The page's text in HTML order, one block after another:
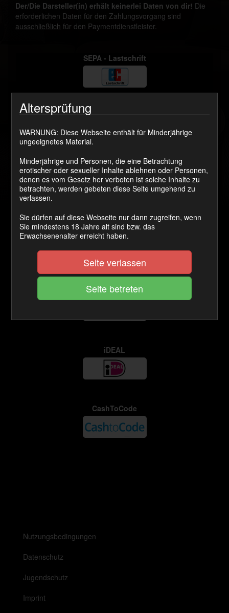
Der/Die Darsteller(in) erhält keinerlei Daten von dir! Die
erforderlichen Daten für den Zahlungsvorgang sind
ausschließlich für den Paymentdienstleister.
SEPA - Lastschrift
SOFORT ÜBERWEISEN
VISA / MASTERCARD
GiroPay
EPS Online
iDEAL
CashToCode
Nutzungsbedingungen
Datenschutz
Jugendschutz
Imprint
Altersprüfung
WARNUNG: Diese Webseite enthält für Minderjährige
ungeeignetes Material.
Minderjährige und Personen, die eine Betrachtung
erotischer oder sexueller Inhalte ablehnen oder Personen,
denen es vom Gesetz her verboten ist solche Inhalte zu
betrachten, werden gebeten diese Seite umgehend zu
verlassen.
Sie dürfen auf diese Webseite nur dann zugreifen, wenn
Sie mindestens 18 Jahre alt sind bzw. das
Erwachsenenalter erreicht haben.
Seite verlassen